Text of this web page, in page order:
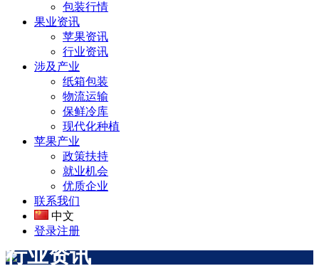
包装行情
果业资讯
苹果资讯
行业资讯
涉及产业
纸箱包装
物流运输
保鲜冷库
现代化种植
苹果产业
政策扶持
就业机会
优质企业
联系我们
中文
登录注册
行业资讯